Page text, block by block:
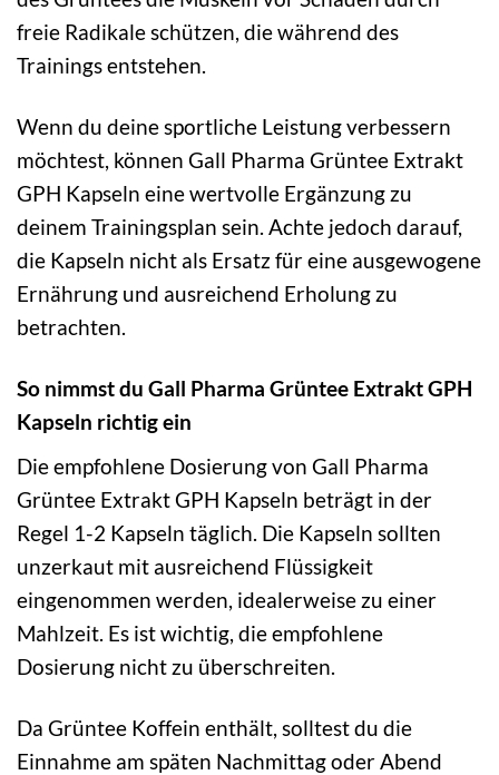
freie Radikale schützen, die während des
Trainings entstehen.
Wenn du deine sportliche Leistung verbessern
möchtest, können Gall Pharma Grüntee Extrakt
GPH Kapseln eine wertvolle Ergänzung zu
deinem Trainingsplan sein. Achte jedoch darauf,
die Kapseln nicht als Ersatz für eine ausgewogene
Ernährung und ausreichend Erholung zu
betrachten.
So nimmst du Gall Pharma Grüntee Extrakt GPH
Kapseln richtig ein
Die empfohlene Dosierung von Gall Pharma
Grüntee Extrakt GPH Kapseln beträgt in der
Regel 1-2 Kapseln täglich. Die Kapseln sollten
unzerkaut mit ausreichend Flüssigkeit
eingenommen werden, idealerweise zu einer
Mahlzeit. Es ist wichtig, die empfohlene
Dosierung nicht zu überschreiten.
Da Grüntee Koffein enthält, solltest du die
Einnahme am späten Nachmittag oder Abend